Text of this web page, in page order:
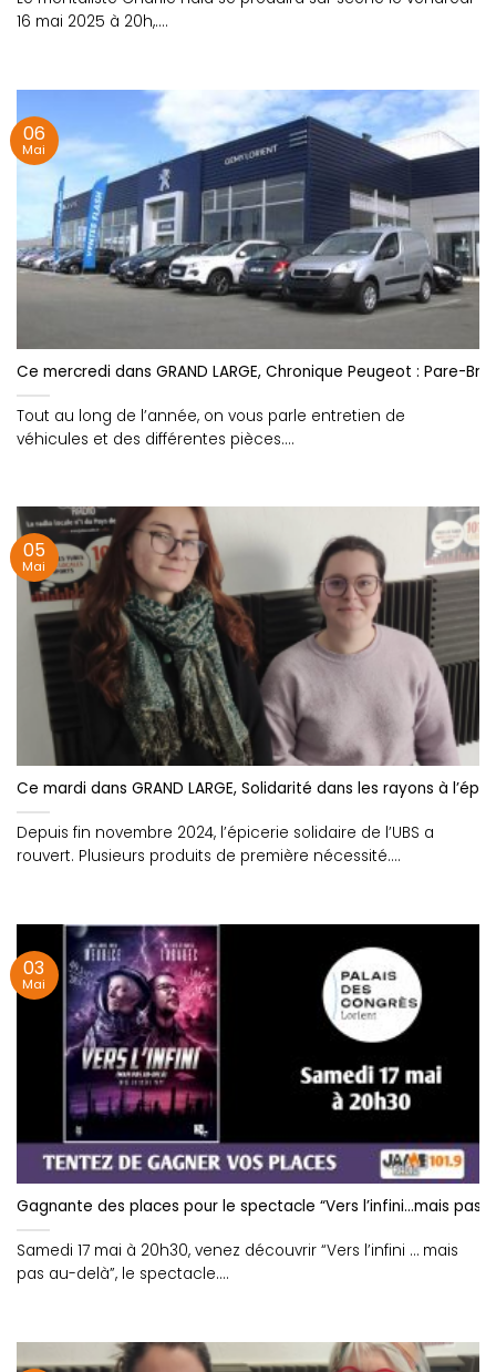
16 mai 2025 à 20h,....
Ce mercredi dans GRAND LARGE, Chronique Peugeot : Pare-
Tout au long de l’année, on vous parle entretien de
véhicules et des différentes pièces....
06
Mai
Ce mardi dans GRAND LARGE, Solidarité dans les rayons à
Depuis fin novembre 2024, l’épicerie solidaire de l’UBS a
rouvert. Plusieurs produits de première nécessité....
05
Mai
Gagnante des places pour le spectacle “Vers l’infini…mais pas
Samedi 17 mai à 20h30, venez découvrir “Vers l’infini … mais
pas au-delà”, le spectacle....
03
Mai